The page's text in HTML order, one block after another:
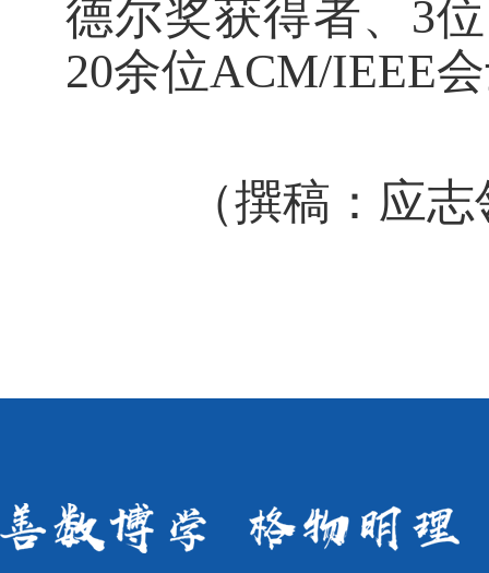
德尔奖获得者、3
20余位ACM/IEEE
（撰稿：应